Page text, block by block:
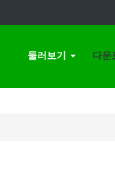
둘러보기 다운